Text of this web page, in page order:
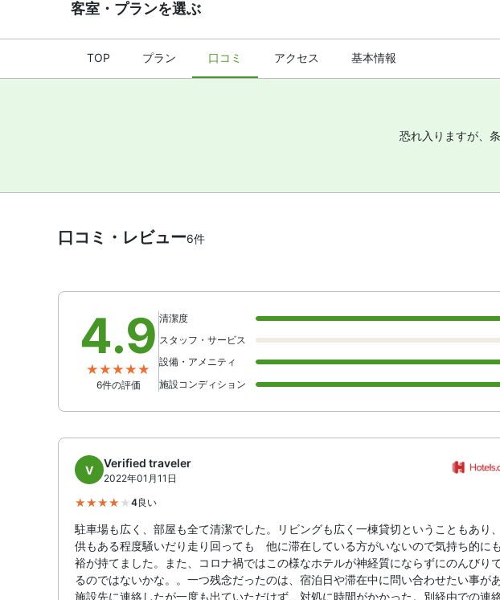
客室・プランを選ぶ
TOP プラン 口コミ アクセス 基本情報
恐れ入りますが、
口コミ・レビュー6件
4.9
6件の評価
清潔度
スタッフ・サービス
設備・アメニティ
施設コンディション
V
Verified traveler
2022年01月11日
4良い
駐車場も広く、部屋も全て清潔でした。リビングも広く一棟貸切ということもあり
供もある程度騒いだり走り回っても 他に滞在している方がいないので気持ち的に
裕が持てました。また、コロナ禍ではこの様なホテルが神経質にならずにのんびり
るのではないかな。。一つ残念だったのは、宿泊日や滞在中に問い合わせたい事が
施設先に連絡したが一度も出ていただけず、対処に時間がかかった。別経由での連